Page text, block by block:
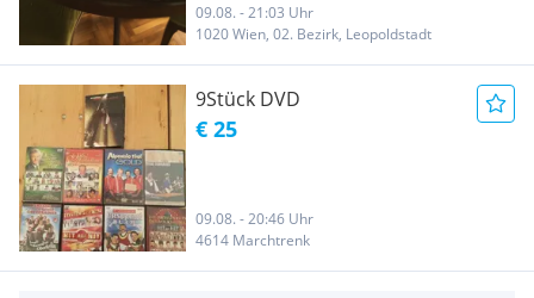
09.08. - 21:03 Uhr
1020 Wien, 02. Bezirk, Leopoldstadt
9Stück DVD
€ 25
09.08. - 20:46 Uhr
4614 Marchtrenk